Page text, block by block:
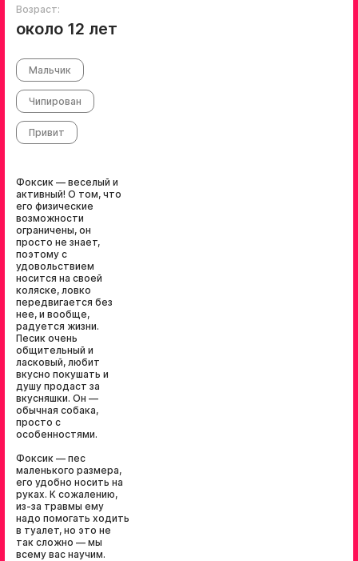
Возраст:
около 12 лет
Мальчик
Чипирован
Привит
Фоксик — веселый и
активный! О том, что
его физические
возможности
ограничены, он
просто не знает,
поэтому с
удовольствием
носится на своей
коляске, ловко
передвигается без
нее, и вообще,
радуется жизни.
Песик очень
общительный и
ласковый, любит
вкусно покушать и
душу продаст за
вкусняшки. Он —
обычная собака,
просто с
особенностями.
Фоксик — пес
маленького размера,
его удобно носить на
руках. К сожалению,
из-за травмы ему
надо помогать ходить
в туалет, но это не
так сложно — мы
всему вас научим.